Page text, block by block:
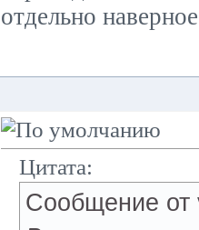
отдельно
Цитата:
Сообщение от